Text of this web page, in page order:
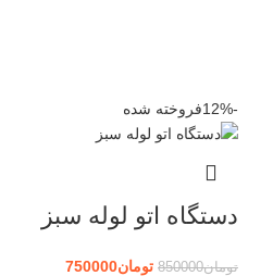
-12% فروخته شده
دستگاه اتو لوله سبز
تومان850000 تومان750000